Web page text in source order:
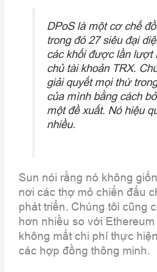
DPoS là một cơ chế
trong đó 27 siêu đại
các khối được lần lượt
chủ tài khoản TRX.
giải quyết mọi thứ
của mình bằng cách
một đề xuất. Nó hiệu
nhiều.
Sun nói rằng nó không
nơi các thợ mỏ chiến đấu
phát triển. Chúng tôi cũng
hơn nhiều so với
không mất chi phí thực
các hợp đồng thông minh.